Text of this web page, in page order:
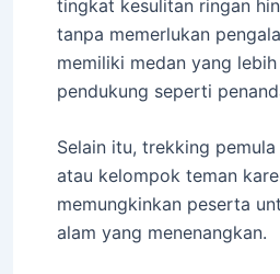
tingkat kesulitan ringan
tanpa memerlukan
memiliki medan yang
pendukung seperti
Selain itu, trekking
atau kelompok teman
memungkinkan peserta
alam yang menenangkan.